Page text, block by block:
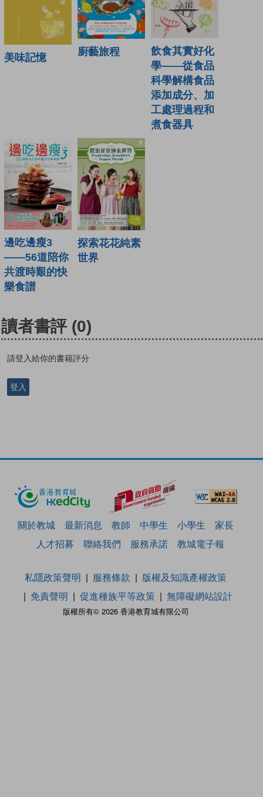
美味記憶 廚藝旅程
飲食其實好化
學——從食品
科學解構食品
添加成分、加
工處理過程和
煮食器具
邊吃邊瘦3
——56道陪你
共渡時艱的快
樂食譜
探索花花純素
世界
讀者書評 (0)
請登入給你的書籍評分
登入
關於教城 最新消息 教師 中學生 小學生
家長
人才招募
聯絡我們 服務承諾 教城電子報
版權所有© 2026 香港教育城有限公司
私隱政策聲明 服務條款
版權及知識產權政策
免責聲明
促進種族平等政策 無障礙網站設計